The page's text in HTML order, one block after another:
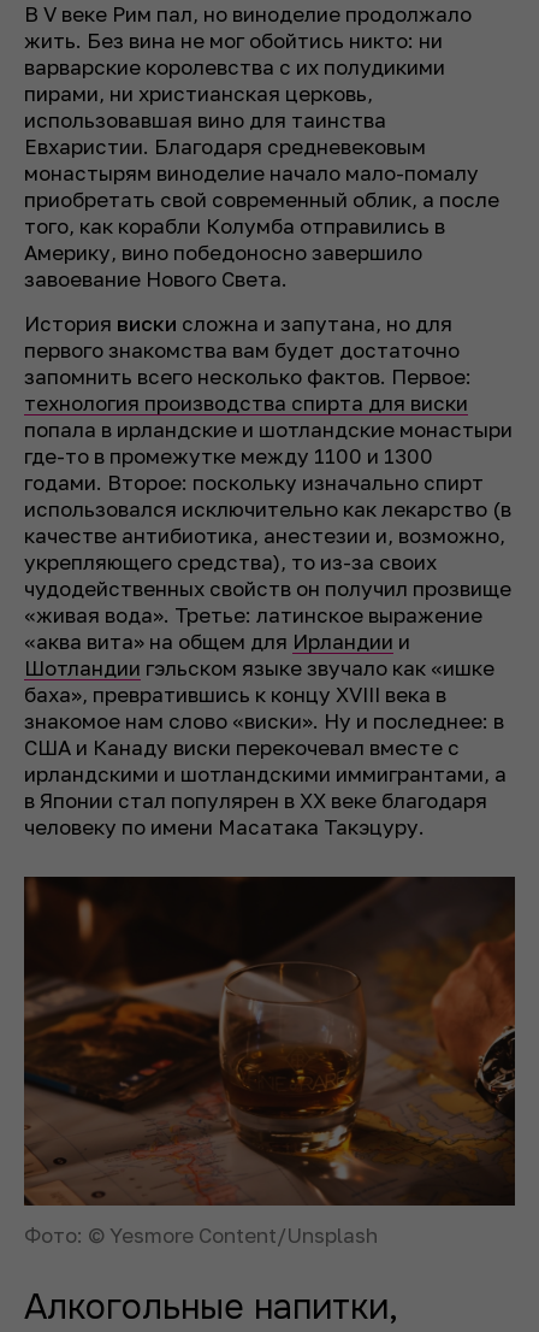
В V веке Рим пал, но виноделие продолжало
жить. Без вина не мог обойтись никто: ни
варварские королевства с их полудикими
пирами, ни христианская церковь,
использовавшая вино для таинства
Евхаристии. Благодаря средневековым
монастырям виноделие начало мало-помалу
приобретать свой современный облик, а после
того, как корабли Колумба отправились в
Америку, вино победоносно завершило
завоевание Нового Света.
История виски сложна и запутана, но для
первого знакомства вам будет достаточно
запомнить всего несколько фактов. Первое:
технология производства спирта для виски
попала в ирландские и шотландские монастыри
где-то в промежутке между 1100 и 1300
годами. Второе: поскольку изначально спирт
использовался исключительно как лекарство (в
качестве антибиотика, анестезии и, возможно,
укрепляющего средства), то из-за своих
чудодейственных свойств он получил прозвище
«живая вода». Третье: латинское выражение
«аква вита» на общем для Ирландии и
Шотландии гэльском языке звучало как «ишке
баха», превратившись к концу XVIII века в
знакомое нам слово «виски». Ну и последнее: в
США и Канаду виски перекочевал вместе с
ирландскими и шотландскими иммигрантами, а
в Японии стал популярен в XX веке благодаря
человеку по имени Масатака Такэцуру.
Фото: © Yesmore Content/Unsplash
Алкогольные напитки,